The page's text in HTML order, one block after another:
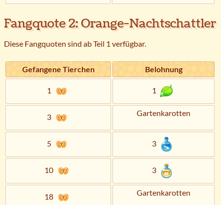
Fangquote 2: Orange-Nachtschattler
Diese Fangquoten sind ab Teil 1 verfügbar.
Gefangene Tierchen Belohnung
1 1
3 Gartenkarotten
5 3
10 3
18 Gartenkarotten